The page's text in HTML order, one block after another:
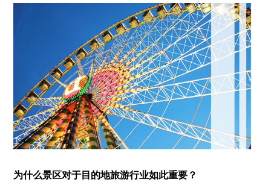
为什么景区对于目的地旅游行业如此重要？